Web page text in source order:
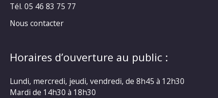
Tél. 05 46 83 75 77
Nous contacter
Horaires d’ouverture au public :
Lundi, mercredi, jeudi, vendredi, de 8h45 à 12h30
Mardi de 14h30 à 18h30